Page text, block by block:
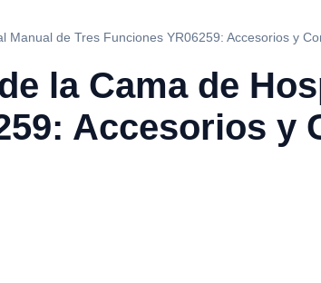
Manual de Tres Funciones YR06259: Accesorios y
la Cama de
Accesorios y